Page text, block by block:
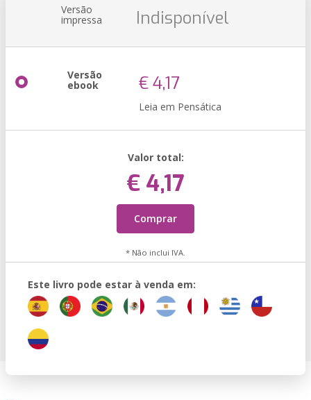
Versão
impressa Indisponível
Versão
ebook € 4,17
Leia em Pensática
Valor total:
€ 4,17
Comprar
* Não inclui IVA.
Este livro pode estar à venda em: